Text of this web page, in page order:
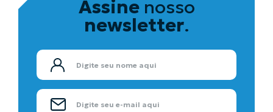
Assinenosso
newsletter.